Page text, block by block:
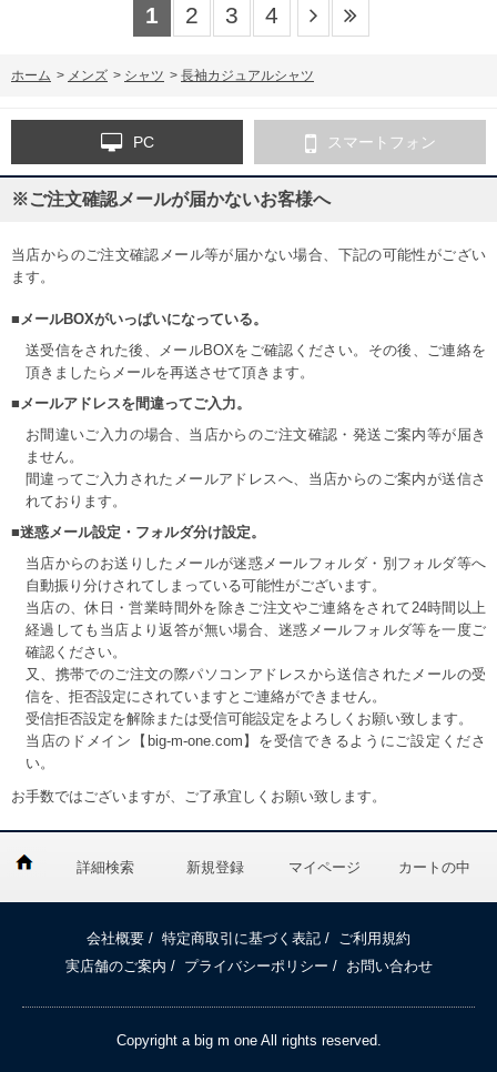
1 2 3 4
ホーム > メンズ > シャツ > 長袖カジュアルシャツ
PC スマートフォン
※ご注文確認メールが届かないお客様へ
当店からのご注文確認メール等が届かない場合、下記の可能性がござい
ます。
■メールBOXがいっぱいになっている。
送受信をされた後、メールBOXをご確認ください。その後、ご連絡を
頂きましたらメールを再送させて頂きます。
■メールアドレスを間違ってご入力。
お間違いご入力の場合、当店からのご注文確認・発送ご案内等が届き
ません。
間違ってご入力されたメールアドレスへ、当店からのご案内が送信さ
れております。
■迷惑メール設定・フォルダ分け設定。
当店からのお送りしたメールが迷惑メールフォルダ・別フォルダ等へ
自動振り分けされてしまっている可能性がございます。
当店の、休日・営業時間外を除きご注文やご連絡をされて24時間以上
経過しても当店より返答が無い場合、迷惑メールフォルダ等を一度ご
確認ください。
又、携帯でのご注文の際パソコンアドレスから送信されたメールの受
信を、拒否設定にされていますとご連絡ができません。
受信拒否設定を解除または受信可能設定をよろしくお願い致します。
当店のドメイン【big-m-one.com】を受信できるようにご設定くださ
い。
お手数ではございますが、ご了承宜しくお願い致します。
詳細検索 新規登録 マイページ カートの中
会社概要 / 特定商取引に基づく表記 /
ご利用規約
実店舗のご案内 / プライバシーポリシー / お問い合わせ
Copyright a big m one All rights reserved.